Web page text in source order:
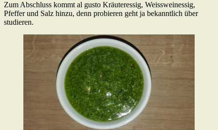
Zum Abschluss kommt al gusto Kräuteressig, Weissweinessig,
Pfeffer und Salz hinzu, denn probieren geht ja bekanntlich über
studieren.